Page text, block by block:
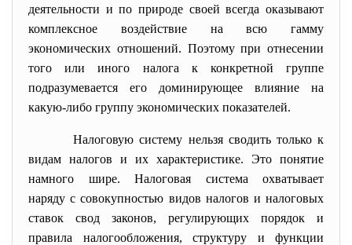
деятельности и по природе своей всегда оказывают
комплексное воздействие на всю гамму
экономических отношений. Поэтому при отнесении
того или иного налога к конкретной группе
подразумевается его доминирующее влияние на
какую-либо группу экономических показателей.
Налоговую систему нельзя сводить только к
видам налогов и их характеристике. Это понятие
намного шире. Налоговая система охватывает
нарядус совокупностью видов налогов иналоговых
ставок свод законов, регулирующих порядок и
правила налогообложения, структуру и функции